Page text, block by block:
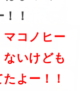
！
マコノヒー
ないけども
よー！！